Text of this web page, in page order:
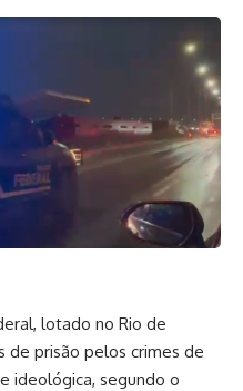
lotado no Rio de
de prisão pelos crimes de
ideológica, segundo o